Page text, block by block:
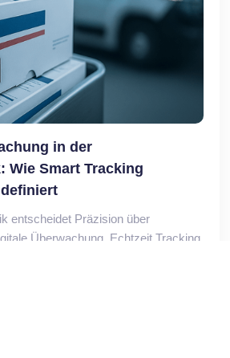
in der
Wie Smart Tracking
entscheidet Präzision über
Überwachung, Echtzeit Tracking